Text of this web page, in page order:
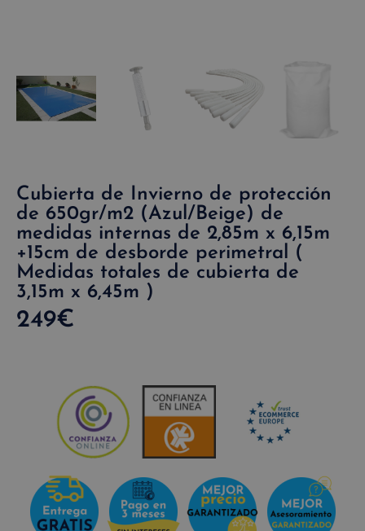
Cubierta de Invierno de protección
de 650gr/m2 (Azul/Beige) de
medidas internas de 2,85m x 6,15m
+15cm de desborde perimetral (
Medidas totales de cubierta de
3,15m x 6,45m )
249€